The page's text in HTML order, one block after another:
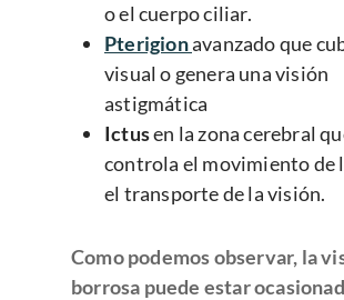
o el cuerpo ciliar.
Pterigionavanzado que
visual o genera una visión
astigmática
Ictusen la zona cerebral
controla el movimiento de
el transporte de la visión.
Como podemos observar, la
borrosa puede estar